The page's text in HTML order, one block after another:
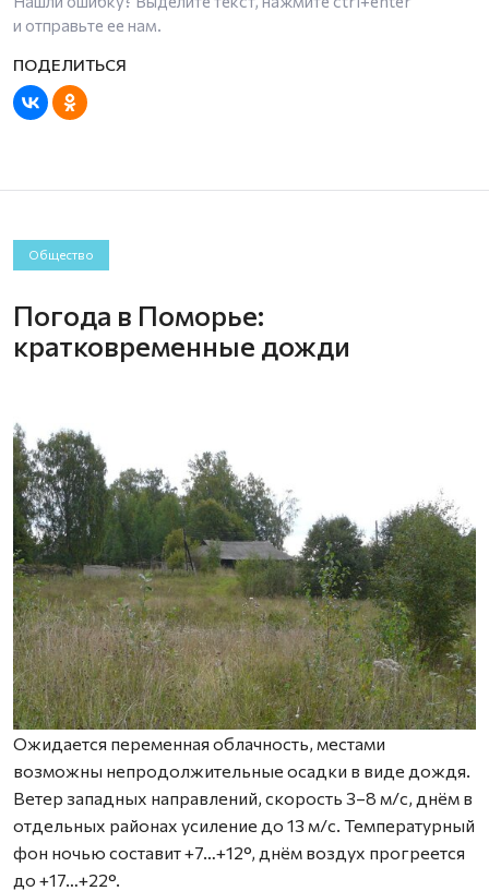
и отправьте ее нам.
Общество
Погода в Поморье:
кратковременные дожди
Ожидается переменная облачность, местами
возможны непродолжительные осадки в виде дождя.
Ветер западных направлений, скорость 3–8 м/с, днём в
отдельных районах усиление до 13 м/с. Температурный
фон ночью составит +7…+12°, днём воздух прогреется
до +17…+22°.